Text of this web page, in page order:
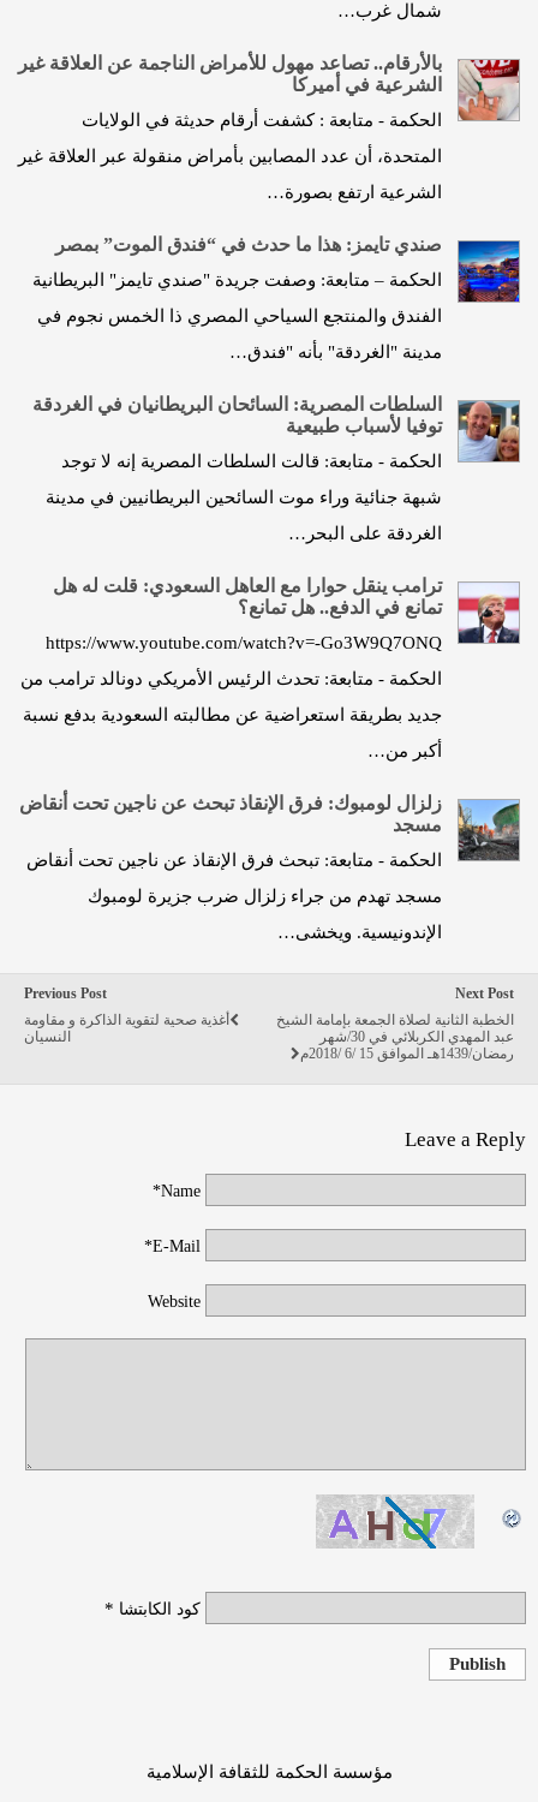
شمال غرب…
بالأرقام.. تصاعد مهول للأمراض الناجمة عن العلاقة غير
الشرعية في أميركا
الحكمة - متابعة : كشفت أرقام حديثة في الولايات
المتحدة، أن عدد المصابين بأمراض منقولة عبر العلاقة غير
الشرعية ارتفع بصورة…
صندي تايمز: هذا ما حدث في “فندق الموت” بمصر
الحكمة – متابعة: وصفت جريدة "صندي تايمز" البريطانية
الفندق والمنتجع السياحي المصري ذا الخمس نجوم في
مدينة "الغردقة" بأنه "فندق…
السلطات المصرية: السائحان البريطانيان في الغردقة
توفيا لأسباب طبيعية
الحكمة - متابعة: قالت السلطات المصرية إنه لا توجد
شبهة جنائية وراء موت السائحين البريطانيين في مدينة
الغردقة على البحر…
ترامب ينقل حوارا مع العاهل السعودي: قلت له هل
تمانع في الدفع.. هل تمانع؟
https://www.youtube.com/watch?v=-Go3W9Q7ONQ
الحكمة - متابعة: تحدث الرئيس الأمريكي دونالد ترامب من
جديد بطريقة استعراضية عن مطالبته السعودية بدفع نسبة
أكبر من…
زلزال لومبوك: فرق الإنقاذ تبحث عن ناجين تحت أنقاض
مسجد
الحكمة - متابعة: تبحث فرق الإنقاذ عن ناجين تحت أنقاض
مسجد تهدم من جراء زلزال ضرب جزيرة لومبوك
الإندونيسية. ويخشى…
Previous Post
أغذية صحية لتقوية الذاكرة و مقاومة
النسيان
Next Post
الخطبة الثانية لصلاة الجمعة بإمامة الشيخ
عبد المهدي الكربلائي في 30/شهر
رمضان/1439هـ الموافق 15 /6 /2018م
Leave a Reply
Name*
E-Mail*
Website
كود الكابتشا *
Publish
مؤسسة الحكمة للثقافة الإسلامية